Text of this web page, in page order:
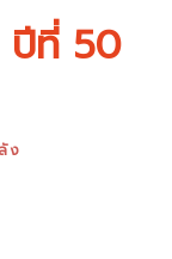
ปีที่ 50
ง